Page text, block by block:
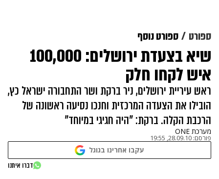
ספורט ספורט נוסף
שיא בצעדת ירושלים: 100,000
איש לקחו חלק
ראש עיריית ירושלים, ניר ברקת ושר התחבורה ישראל כץ,
הובילו את הצעדה המרכזית וחנכו נסיעה ראשונה של
הרכבת הקלה. ברקת: "היה חגיגי במיוחד"
מערכת ONE
פורסם: 28.09.10, 19:55
עקבו אחרינו בגוגל
דברו איתנו